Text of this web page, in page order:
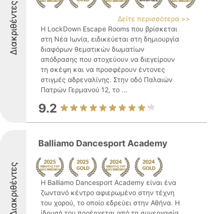
Διακριθέντες
Δείτε περισσότερα >>
Η LockDown Escape Rooms που βρίσκεται
στη Νέα Ιωνία, ειδικεύεται στη δημιουργία
διαφόρων θεματικών δωματίων
απόδρασης που στοχεύουν να διεγείρουν
τη σκέψη και να προσφέρουν έντονες
στιγμές αδρεναλίνης. Στην οδό Παλαιών
Πατρών Γερμανού 12, το ...
9.2
Διακριθέντες
Balliamo Dancesport Academy
Η Balliamo Dancesport Academy είναι ένα
ζωντανό κέντρο αφιερωμένο στην τέχνη
του χορού, το οποίο εδρεύει στην Αθήνα. Η